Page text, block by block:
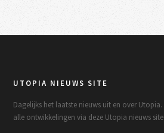
UTOPIA NIEUWS SITE
Dagelijks het laatste nieuws uit en over
alle ontwikkelingen via deze Utopia nieuws site.